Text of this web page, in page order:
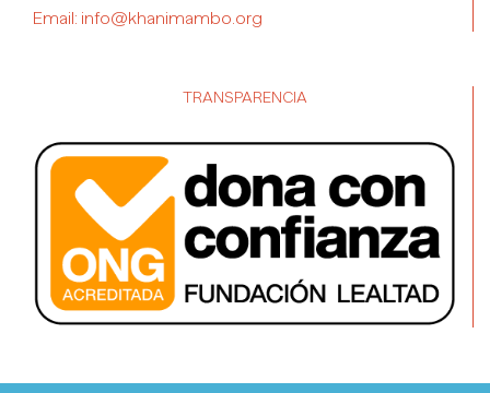
Email: info@khanimambo.org
TRANSPARENCIA